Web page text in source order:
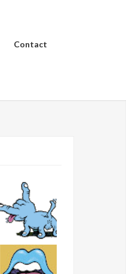
Contact